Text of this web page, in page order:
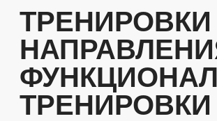
ТРЕНИРОВКИ
ТРЕНИРОВКИ